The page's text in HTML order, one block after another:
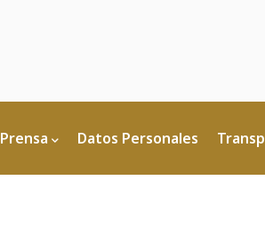
Prensa Datos Personales